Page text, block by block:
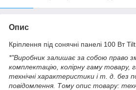
Опис
Кріплення під сонячні панелі 100 Вт
*"Виробник залишає за собою право
комплектацію, колірну гаму товару,
технічні характеристики і т. д. без
повідомлення. Тому опис товару: